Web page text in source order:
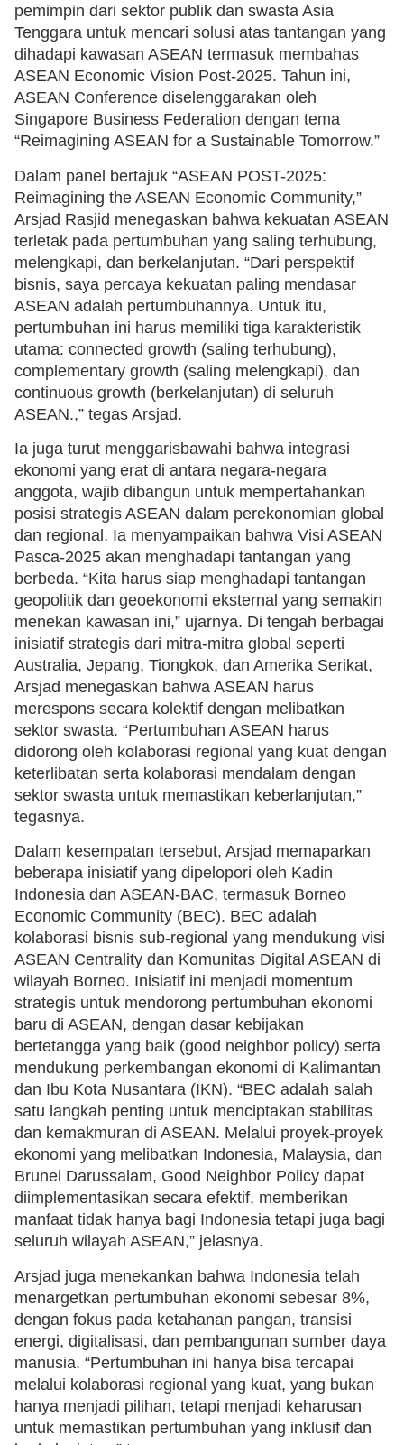
pemimpin dari sektor publik dan swasta Asia
Tenggara untuk mencari solusi atas tantangan yang
dihadapi kawasan ASEAN termasuk membahas
ASEAN Economic Vision Post-2025. Tahun ini,
ASEAN Conference diselenggarakan oleh
Singapore Business Federation dengan tema
“Reimagining ASEAN for a Sustainable Tomorrow.”
Dalam panel bertajuk “ASEAN POST-2025:
Reimagining the ASEAN Economic Community,”
Arsjad Rasjid menegaskan bahwa kekuatan ASEAN
terletak pada pertumbuhan yang saling terhubung,
melengkapi, dan berkelanjutan. “Dari perspektif
bisnis, saya percaya kekuatan paling mendasar
ASEAN adalah pertumbuhannya. Untuk itu,
pertumbuhan ini harus memiliki tiga karakteristik
utama: connected growth (saling terhubung),
complementary growth (saling melengkapi), dan
continuous growth (berkelanjutan) di seluruh
ASEAN.,” tegas Arsjad.
Ia juga turut menggarisbawahi bahwa integrasi
ekonomi yang erat di antara negara-negara
anggota, wajib dibangun untuk mempertahankan
posisi strategis ASEAN dalam perekonomian global
dan regional. Ia menyampaikan bahwa Visi ASEAN
Pasca-2025 akan menghadapi tantangan yang
berbeda. “Kita harus siap menghadapi tantangan
geopolitik dan geoekonomi eksternal yang semakin
menekan kawasan ini,” ujarnya. Di tengah berbagai
inisiatif strategis dari mitra-mitra global seperti
Australia, Jepang, Tiongkok, dan Amerika Serikat,
Arsjad menegaskan bahwa ASEAN harus
merespons secara kolektif dengan melibatkan
sektor swasta. “Pertumbuhan ASEAN harus
didorong oleh kolaborasi regional yang kuat dengan
keterlibatan serta kolaborasi mendalam dengan
sektor swasta untuk memastikan keberlanjutan,”
tegasnya.
Dalam kesempatan tersebut, Arsjad memaparkan
beberapa inisiatif yang dipelopori oleh Kadin
Indonesia dan ASEAN-BAC, termasuk Borneo
Economic Community (BEC). BEC adalah
kolaborasi bisnis sub-regional yang mendukung visi
ASEAN Centrality dan Komunitas Digital ASEAN di
wilayah Borneo. Inisiatif ini menjadi momentum
strategis untuk mendorong pertumbuhan ekonomi
baru di ASEAN, dengan dasar kebijakan
bertetangga yang baik (good neighbor policy) serta
mendukung perkembangan ekonomi di Kalimantan
dan Ibu Kota Nusantara (IKN). “BEC adalah salah
satu langkah penting untuk menciptakan stabilitas
dan kemakmuran di ASEAN. Melalui proyek-proyek
ekonomi yang melibatkan Indonesia, Malaysia, dan
Brunei Darussalam, Good Neighbor Policy dapat
diimplementasikan secara efektif, memberikan
manfaat tidak hanya bagi Indonesia tetapi juga bagi
seluruh wilayah ASEAN,” jelasnya.
Arsjad juga menekankan bahwa Indonesia telah
menargetkan pertumbuhan ekonomi sebesar 8%,
dengan fokus pada ketahanan pangan, transisi
energi, digitalisasi, dan pembangunan sumber daya
manusia. “Pertumbuhan ini hanya bisa tercapai
melalui kolaborasi regional yang kuat, yang bukan
hanya menjadi pilihan, tetapi menjadi keharusan
untuk memastikan pertumbuhan yang inklusif dan